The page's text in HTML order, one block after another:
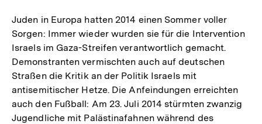
Juden in Europa hatten 2014 einen Sommer voller
Sorgen: Immer wieder wurden sie für die Intervention
Israels im Gaza-Streifen verantwortlich gemacht.
Demonstranten vermischten auch auf deutschen
Straßen die Kritik an der Politik Israels mit
antisemitischer Hetze. Die Anfeindungen erreichten
auch den Fußball: Am 23. Juli 2014 stürmten zwanzig
Jugendliche mit Palästinafahnen während des